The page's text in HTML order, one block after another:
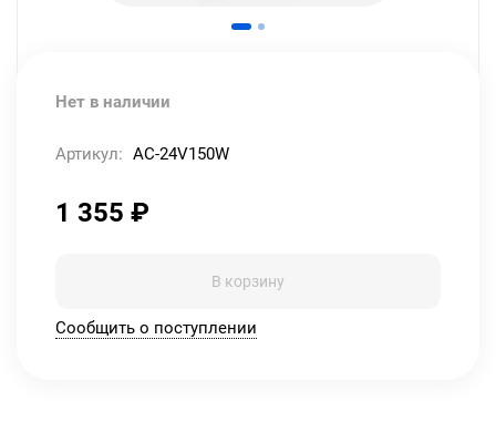
Нет в наличии
Артикул: AC-24V150W
1 355 ₽
В корзину
Сообщить о поступлении